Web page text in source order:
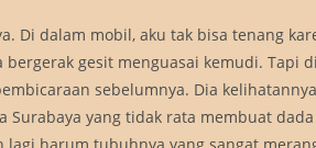
Di dalam mobil, aku tak bisa tenang
gesit menguasai kemudi. Tapi
sebelumnya. Dia
yang tidak rata membuat